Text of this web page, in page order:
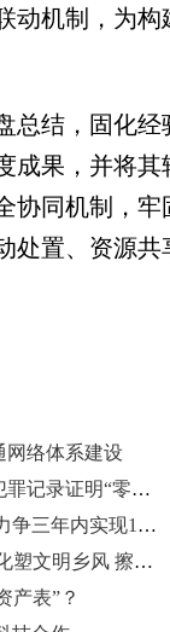
动机制，为
结，固化经
果，并将其
协同机制，
置、资源共
网络体系建设
山东在全国率先实现省外户籍民众无犯罪记录证明“零门槛”全程网办
山东启动高等学校校园电影放映项目 力争三年内实现150所高校全覆盖
（乡村行·看振兴）山东以特色本土文化塑文明乡风 擦亮乡村幸福底色
产表”？